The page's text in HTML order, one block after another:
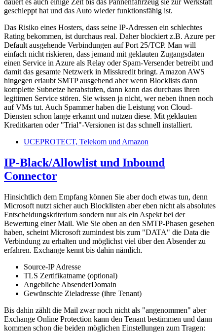
dauert es auch einige Zeit bis das Pannenfahrzeug sie zur Werkstatt
geschleppt hat und das Auto wieder funktionsfähig ist.
Das Risiko eines Hosters, dass seine IP-Adressen ein schlechtes
Rating bekommen, ist durchaus real. Daher blockiert z.B. Azure per
Default ausgehende Verbindungen auf Port 25/TCP. Man will
einfach nicht riskieren, dass jemand mit geklauten Zugangsdaten
einen Service in Azure als Relay oder Spam-Versender betreibt und
damit das gesamte Netzwerk in Misskredit bringt. Amazon AWS
hingegen erlaubt SMTP ausgehend aber wenn Blocklists dann
komplette Subnetze herabstufen, dann kann das durchaus ihren
legitimen Service stören. Sie wissen ja nicht, wer neben ihnen noch
auf VMs tut. Auch Spammer haben die Leistung von Cloud-
Diensten schon lange erkannt und nutzen diese. Mit geklauten
Kreditkarten oder "Trial"-Versionen ist das schnell installiert.
UCEPROTECT, Telekom und Amazon
IP-Black/Allowlist und Inbound
Connector
Hinsichtlich dem Empfang können Sie aber doch etwas tun, denn
Microsoft nutzt sicher auch Blocklisten aber eben nicht als absolutes
Entscheidungskriterium sondern nur als ein Aspekt bei der
Bewertung einer Mail. Wie Sie oben an den SMTP-Phasen gesehen
haben, scheint Microsoft zumindest bis zum "DATA" die Data die
Verbindung zu erhalten und möglichst viel über den Absender zu
erfahren. Exchange kennt bis dahin nämlich.
Source-IP Adresse
TLS Zertifikatname (optional)
Angebliche AbsenderDomain
Gewünschte Zieladresse (ihre Tenant)
Bis dahin zählt die Mail zwar noch nicht als "angenommen" aber
Exchange Online Protection kann den Tenant bestimmen und dann
kommen schon die beiden möglichen Einstellungen zum Tragen: